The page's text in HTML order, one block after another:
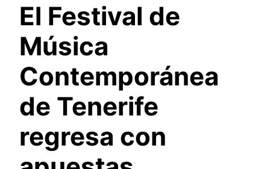
El Festival de
Música
Contemporánea
de Tenerife
regresa con